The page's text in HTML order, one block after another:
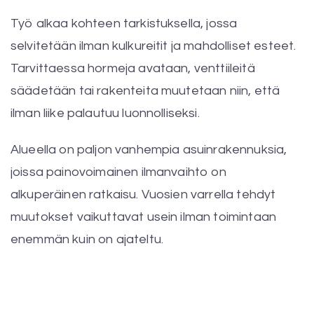
Työ alkaa kohteen tarkistuksella, jossa
selvitetään ilman kulkureitit ja mahdolliset esteet.
Tarvittaessa hormeja avataan, venttiileitä
säädetään tai rakenteita muutetaan niin, että
ilman liike palautuu luonnolliseksi.
Alueella on paljon vanhempia asuinrakennuksia,
joissa painovoimainen ilmanvaihto on
alkuperäinen ratkaisu. Vuosien varrella tehdyt
muutokset vaikuttavat usein ilman toimintaan
enemmän kuin on ajateltu.